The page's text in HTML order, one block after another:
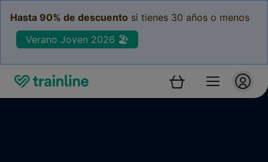
Hasta 90% de descuento si tienes 30 años o menos
Verano Joven 2026 🏖️